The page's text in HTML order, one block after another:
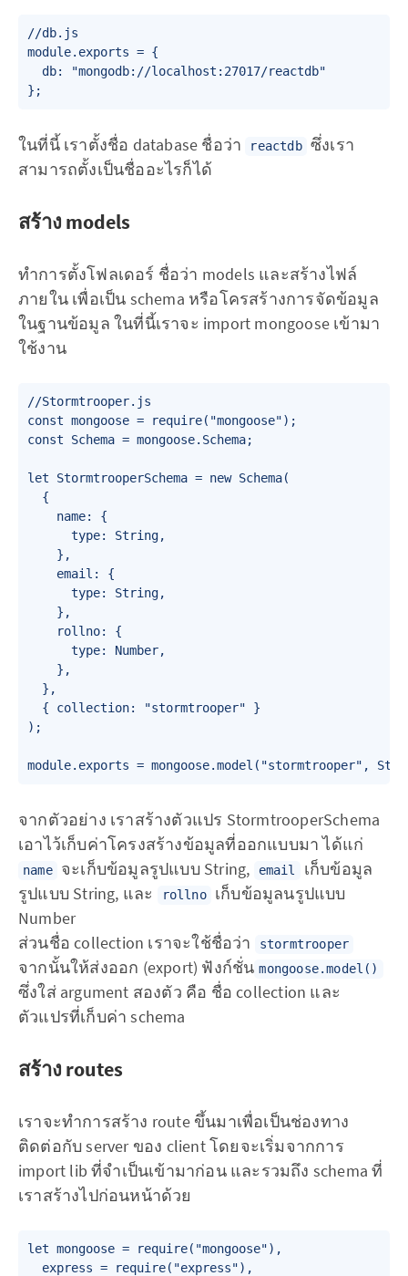
//db.js
module.exports = {
  db: "mongodb://localhost:27017/reactdb"
ในที่นี้ เราตั้งชื่อ database ชื่อว่า reactdb ซึ่งเรา
สามารถตั้งเป็นชื่ออะไรก็ได้
สร้าง models
ทำการตั้งโฟลเดอร์ ชื่อว่า models และสร้างไฟล์
ภายใน เพื่อเป็น schema หรือโครสร้างการจัดข้อมูล
ในฐานข้อมูล ในที่นี้เราจะ import mongoose เข้ามา
ใช้งาน
//Stormtrooper.js
const mongoose = require("mongoose");
const Schema = mongoose.Schema;
let StormtrooperSchema = new Schema(
  {
    name: {
      type: String,
    },
    email: {
      type: String,
    },
    rollno: {
      type: Number,
    },
  },
  { collection: "stormtrooper" }
);
จากตัวอย่าง เราสร้างตัวแปร StormtrooperSchema
เอาไว้เก็บค่าโครงสร้างข้อมูลที่ออกแบบมา ได้แก่
name จะเก็บข้อมูลรูปแบบ String, email
เก็บข้อมูล
รูปแบบ String, และ
rollno
เก็บข้อมูลนรูปแบบ
Number
ส่วนชื่อ collection เราจะใช้ชื่อว่า
stormtrooper
จากนั้นให้ส่งออก (export) ฟังก์ชั่น mongoose.model()
ซึ่งใส่ argument สองตัว คือ ชื่อ collection และ
ตัวแปรที่เก็บค่า schema
สร้าง routes
เราจะทำการสร้าง route ขึ้นมาเพื่อเป็นช่องทาง
ติดต่อกับ server ของ client โดยจะเริ่มจากการ
import lib ที่จำเป็นเข้ามาก่อน และรวมถึง schema ที่
เราสร้างไปก่อนหน้าด้วย
let mongoose = require("mongoose"),
  express = require("express"),